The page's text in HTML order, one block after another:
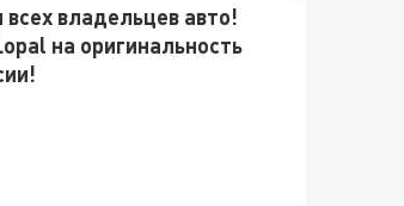
владельцев авто!
на оригинальность